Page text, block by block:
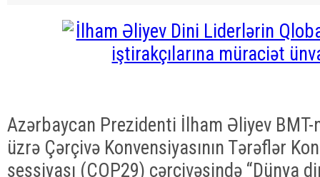
Azərbaycan Prezidenti İlham Əliyev
üzrə Çərçivə Konvensiyasının Tərəflər
sessiyası (COP29) çərçivəsində “Dünya